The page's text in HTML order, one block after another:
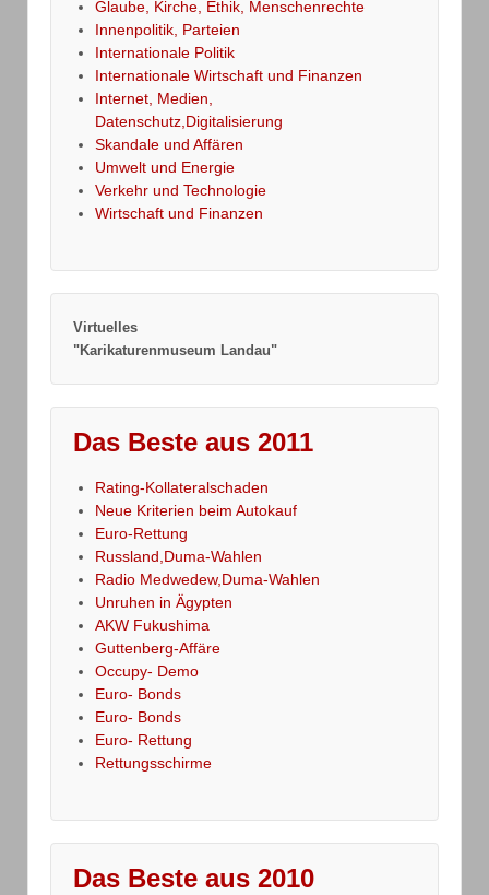
Glaube, Kirche, Ethik, Menschenrechte
Innenpolitik, Parteien
Internationale Politik
Internationale Wirtschaft und Finanzen
Internet, Medien,
Datenschutz,Digitalisierung
Skandale und Affären
Umwelt und Energie
Verkehr und Technologie
Wirtschaft und Finanzen
Virtuelles
"Karikaturenmuseum Landau"
Das Beste aus 2011
Rating-Kollateralschaden
Neue Kriterien beim Autokauf
Euro-Rettung
Russland,Duma-Wahlen
Radio Medwedew,Duma-Wahlen
Unruhen in Ägypten
AKW Fukushima
Guttenberg-Affäre
Occupy- Demo
Euro- Bonds
Euro- Bonds
Euro- Rettung
Rettungsschirme
Das Beste aus 2010